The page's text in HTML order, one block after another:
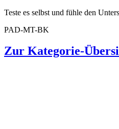
Teste es selbst und fühle den
PAD-MT-BK
Zur Kategorie-